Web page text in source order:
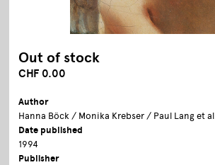
Out of stock
CHF 0.00
Author
Hanna Böck / Monika Krebser / Paul Lang et al.
Date published
1994
Publisher